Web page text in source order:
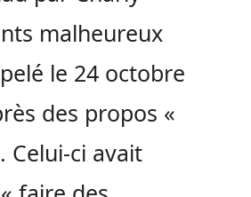
malheureux
le 24 octobre
des propos «
Celui-ci avait